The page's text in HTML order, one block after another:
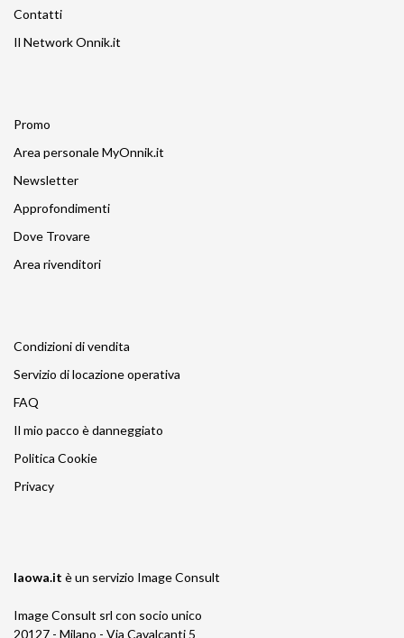
Contatti
Il Network Onnik.it
Promo
Area personale MyOnnik.it
Newsletter
Approfondimenti
Dove Trovare
Area rivenditori
Condizioni di vendita
Servizio di locazione operativa
FAQ
Il mio pacco è danneggiato
Politica Cookie
Privacy
laowa.it è un servizio Image Consult
Image Consult srl con socio unico
20127 - Milano - Via Cavalcanti 5